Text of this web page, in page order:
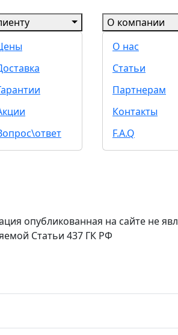
О компании
О нас
Статьи
Партнерам
Контакты
F.A.Q
опубликованная на сайте не
Статьи 437 ГК РФ